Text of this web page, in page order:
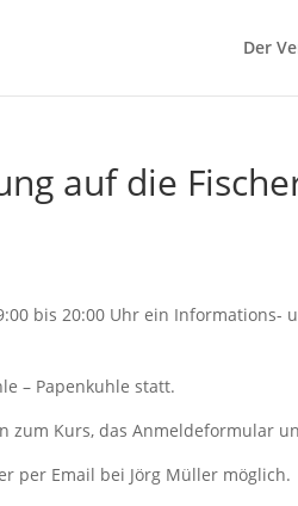
Der
auf die
bis 20:00 Uhr ein Informations-
– Papenkuhle statt.
zum Kurs, das Anmeldeformular
per Email bei Jörg Müller möglich.